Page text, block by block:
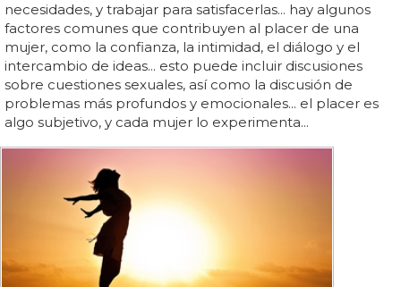
necesidades, y trabajar para satisfacerlas... hay algunos
factores comunes que contribuyen al placer de una
mujer, como la confianza, la intimidad, el diálogo y el
intercambio de ideas... esto puede incluir discusiones
sobre cuestiones sexuales, así como la discusión de
problemas más profundos y emocionales... el placer es
algo subjetivo, y cada mujer lo experimenta...